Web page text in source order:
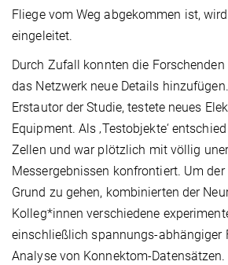
Fliege vom Weg abgekommen ist,
eingeleitet.
Durch Zufall konnten die
das Netzwerk neue Details
Erstautor der Studie, testete neues
Equipment. Als ‚Testobjekte‘
Zellen und war plötzlich mit völlig
Messergebnissen konfrontiert. Um der
Grund zu gehen, kombinierten der
Kolleg*innen verschiedene
einschließlich spannungs-abhängiger
Analyse von Konnektom-